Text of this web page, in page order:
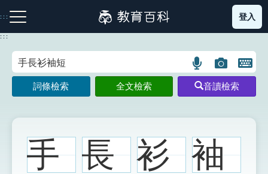
到
主
:::
注音索引圖示 筆畫索引圖示 部首索引表圖示
登入
:::
語
言
搜
示
圖
片
搜
示
開
鍵
圖
詞條檢索 全文檢索 音讀檢索
手 長 衫 袖